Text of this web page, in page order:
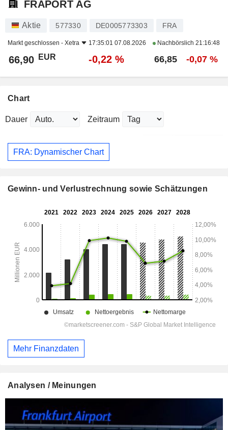
FRAPORT AG
Aktie 577330 DE0005773303 FRA
Markt geschlossen - Xetra 17:35:01 07.08.2026 Nachbörslich 21:16:48
66,90 EUR -0,22 % 66,85 -0,07 %
Chart
Dauer Zeitraum
FRA: Dynamischer Chart
Gewinn- und Verlustrechnung sowie Schätzungen
Mehr Finanzdaten
Analysen / Meinungen